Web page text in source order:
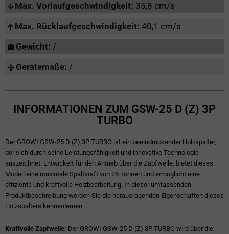
Max. Vorlaufgeschwindigkeit: 35,8 cm/s
Max. Rücklaufgeschwindigkeit: 40,1 cm/s
Gewicht: /
Gerätemaße: /
INFORMATIONEN ZUM GSW-25 D (Z) 3P
TURBO
Der GROWI GSW-25 D (Z) 3P TURBO ist ein beeindruckender Holzspalter,
der sich durch seine Leistungsfähigkeit und innovative Technologie
auszeichnet. Entwickelt für den Antrieb über die Zapfwelle, bietet dieses
Modell eine maximale Spaltkraft von 25 Tonnen und ermöglicht eine
effiziente und kraftvolle Holzbearbeitung. In dieser umfassenden
Produktbeschreibung werden Sie die herausragenden Eigenschaften dieses
Holzspalters kennenlernen.
Kraftvolle Zapfwelle: Der GROWI GSW-25 D (Z) 3P TURBO wird über die